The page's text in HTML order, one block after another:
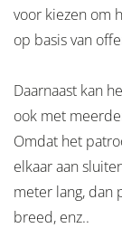
voor kiezen om
op basis van
Daarnaast kan
ook met
Omdat het
elkaar aan
meter lang, dan
breed, enz..